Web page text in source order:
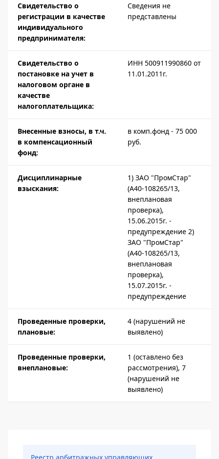
Свидетельство о
регистрации в качестве
индивидуального
предпринимателя:
Сведения не
представлены
Свидетельство о
постановке на учет в
налоговом органе в
качестве
налогоплательщика:
ИНН 500911990860 от
11.01.2011г.
Внесенные взносы, в т.ч.
в компенсационный
фонд:
в комп.фонд - 75 000
руб.
Дисциплинарные
взыскания:
1) ЗАО "ПромСтар"
(А40-108265/13,
внеплановая
проверка),
15.06.2015г. -
предупреждение 2)
ЗАО "ПромСтар"
(А40-108265/13,
внеплановая
проверка),
15.07.2015г. -
предупреждение
Проведенные проверки,
плановые:
4 (нарушений не
выявлено)
Проведенные проверки,
внеплановые:
1 (оставлено без
рассмотрения), 7
(нарушений не
выявлено)
Реестр арбитражных управляющих